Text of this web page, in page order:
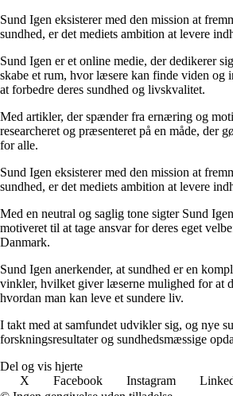
Sund Igen eksisterer med den mission at
sundhed, er det mediets ambition at levere
Sund Igen er et online medie, der dedikerer
skabe et rum, hvor læsere kan finde viden og
at forbedre deres sundhed og livskvalitet.
Med artikler, der spænder fra ernæring og
researcheret og præsenteret på en måde, der
for alle.
Sund Igen eksisterer med den mission at
sundhed, er det mediets ambition at levere
Med en neutral og saglig tone sigter Sund
motiveret til at tage ansvar for deres eget
Danmark.
Sund Igen anerkender, at sundhed er en
vinkler, hvilket giver læserne mulighed for at
hvordan man kan leve et sundere liv.
I takt med at samfundet udvikler sig, og nye
forskningsresultater og sundhedsmæssige
Del og vis hjerte
X
Facebook Instagram